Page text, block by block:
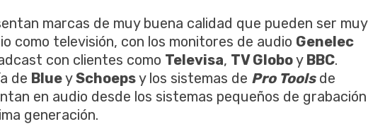
marcas de muy buena calidad que pueden ser muy
como televisión, con los monitores de audio Genelec
con clientes como Televisa, TV Globoy BBC.
de BlueySchoepsy los sistemas de Pro Toolsde
en audio desde los sistemas pequeños de grabación
generación.